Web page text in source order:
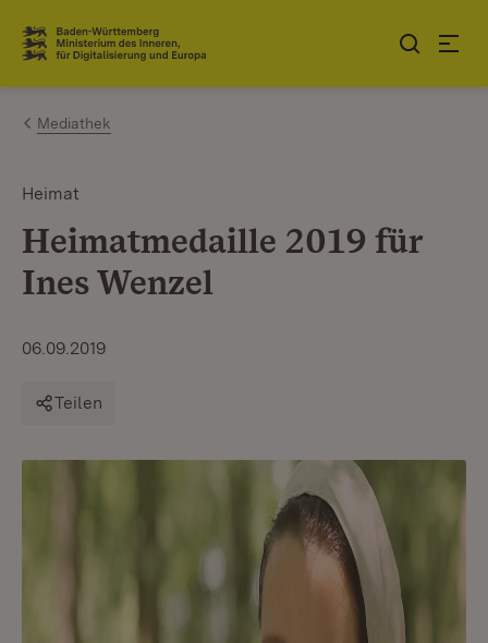
Zum Inhalt springen
Link zur Startseite
Mediathek
Heimat
Heimatmedaille 2019 für
Ines Wenzel
06.09.2019
Teilen